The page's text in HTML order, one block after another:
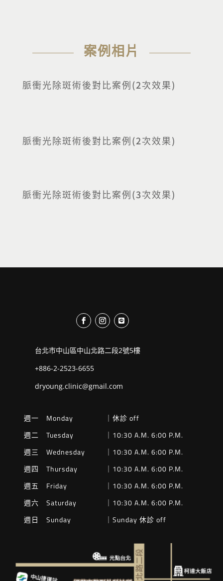
案例相片
脈衝光除斑術後對比案例(2次效果)
脈衝光除斑術後對比案例(2次效果)
脈衝光除斑術後對比案例(3次效果)
台北市中山區中山北路二段2號5樓
+886-2-2523-6655
dryoung.clinic@gmail.com
週一 Monday
｜休診 off
週二 Tuesday
｜10:30 A.M. 6:00 P.M.
週三 Wednesday
｜10:30 A.M. 6:00 P.M.
週四 Thursday
｜10:30 A.M. 6:00 P.M.
週五 Friday
｜10:30 A.M. 6:00 P.M.
週六 Saturday
｜10:30 A.M. 6:00 P.M.
週日 Sunday
｜Sunday 休診 off